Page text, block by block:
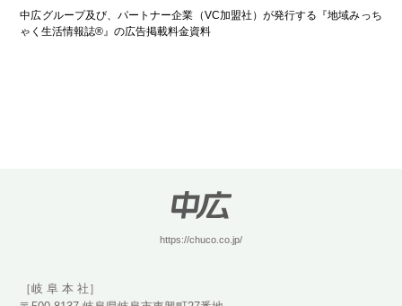
中広グループ及び、パートナー企業（VC加盟社）が発行する『地域みっち
ゃく生活情報誌®』の広告掲載料金資料
https://chuco.co.jp/
［岐 阜 本 社］